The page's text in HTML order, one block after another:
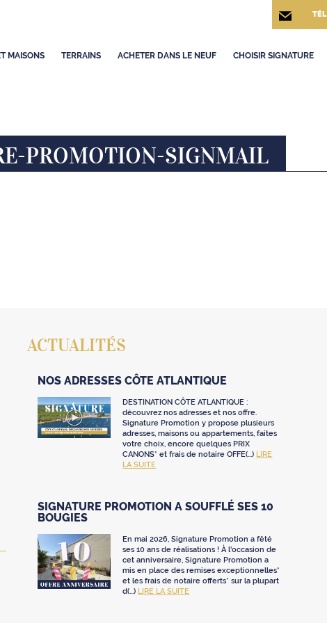
MAISONS TERRAINS ACHETER DANS LE NEUF CHOISIR SIGNATURE
TÉL
PROMOTION-SIGNMAIL
ACTUALITÉS
NOS ADRESSES CÔTE ATLANTIQUE
DESTINATION CÔTE ATLANTIQUE :
découvrez nos adresses et nos offre.
Signature Promotion y propose plusieurs
adresses, maisons ou appartements, faites
votre choix, encore quelques PRIX
CANONS* et frais de notaire OFFE(...) LIRE
LA SUITE
SIGNATURE PROMOTION A SOUFFLÉ SES 10
BOUGIES
En mai 2026, Signature Promotion a fêté
ses 10 ans de réalisations ! À l'occasion de
cet anniversaire, Signature Promotion a
mis en place des remises exceptionnelles*
et les frais de notaire offerts* sur la plupart
d(...) LIRE LA SUITE